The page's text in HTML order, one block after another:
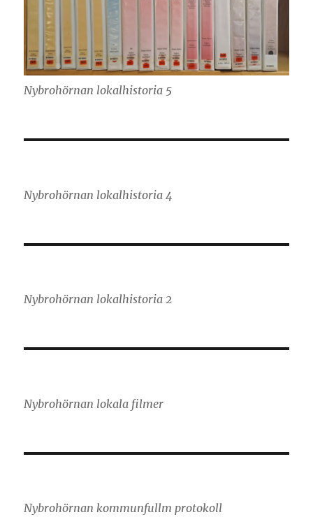
Nybrohörnan lokalhistoria 5
Nybrohörnan lokalhistoria 4
Nybrohörnan lokalhistoria 2
Nybrohörnan lokala filmer
Nybrohörnan kommunfullm protokoll